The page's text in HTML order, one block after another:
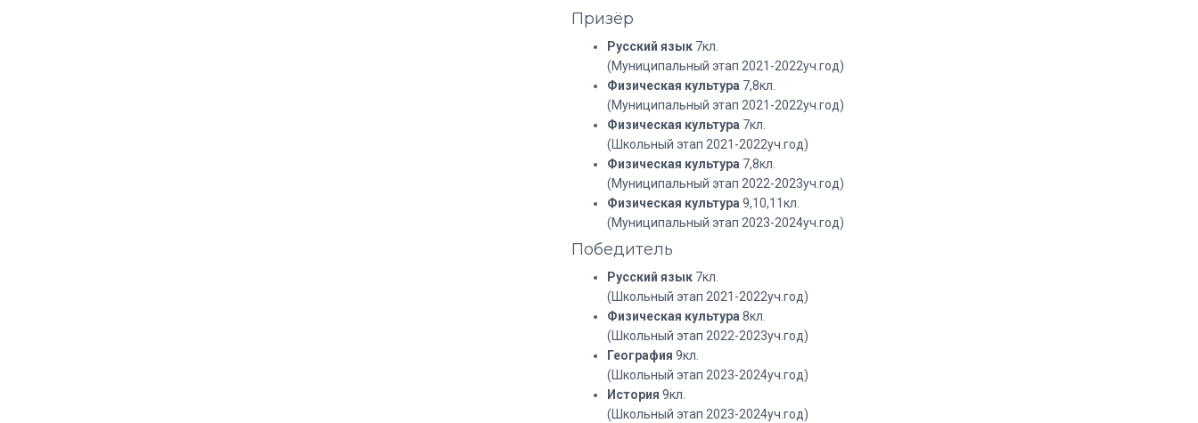
Призёр
Русский язык 7кл.
(Муниципальный этап 2021-2022уч.год)
Физическая культура 7,8кл.
(Муниципальный этап 2021-2022уч.год)
Физическая культура 7кл.
(Школьный этап 2021-2022уч.год)
Физическая культура 7,8кл.
(Муниципальный этап 2022-2023уч.год)
Физическая культура 9,10,11кл.
(Муниципальный этап 2023-2024уч.год)
Победитель
Русский язык 7кл.
(Школьный этап 2021-2022уч.год)
Физическая культура 8кл.
(Школьный этап 2022-2023уч.год)
География 9кл.
(Школьный этап 2023-2024уч.год)
История 9кл.
(Школьный этап 2023-2024уч.год)